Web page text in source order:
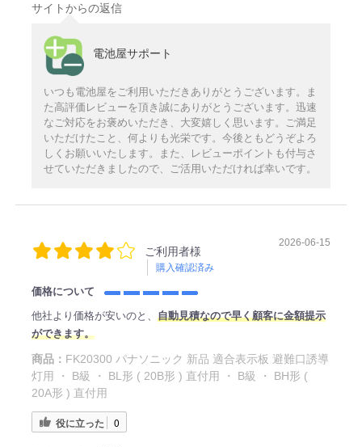
サイトからの返信
電池屋サポート
いつも電池屋をご利用いただきありがとうございます。ま
た高評価レビューを頂き誠にありがとうございます。迅速
なご対応をお褒めいただき、大変嬉しく思います。ご満足
いただけたこと、何よりも光栄です。今後ともどうぞよろ
しくお願いいたします。また、レビューポイントも付与さ
せていただきましたので、ご活用いただければ幸いです。
ご利用者様
購入確認済み
2026-06-15
価格について
他社より価格が安いのと、 自動見積なので早く顧客に金額提示
ができます。
商品： FK20300 パナソニック 新品 適合表示板 避難口誘導
灯用 ・ B級 ・ BL形 ( 20B形 ) 直付用 ・ B級 ・ BH形 (
20A形 ) 直付用
役に立った 0